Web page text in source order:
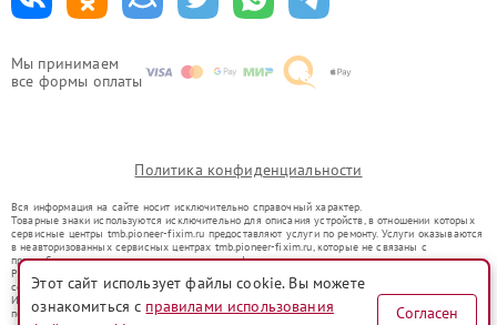
Мы принимаем
все формы оплаты
Политика конфиденциальности
Вся информация на сайте носит исключительно справочный характер.
Товарные знаки используются исключительно для описания устройств, в отношении которых
сервисные центры tmb.pioneer-fixim.ru предоставляют услуги по ремонту. Услуги оказываются
в неавторизованных сервисных центрах tmb.pioneer-fixim.ru, которые не связаны с
правообладателями товарных знаков или их официальными представителями.
Ремонт осуществляется для устройств, уже введенных в гражданский оборот в соответствии
со статьей 1487 ГК РФ.
Использование товарных знаков не преследует цели индивидуализации услуг или введения
потребителей в заблуждение, а служит для информирования о предоставляемых услугах по
Этот сайт использует файлы cookie. Вы можете
ознакомиться с правилами использования
Согласен